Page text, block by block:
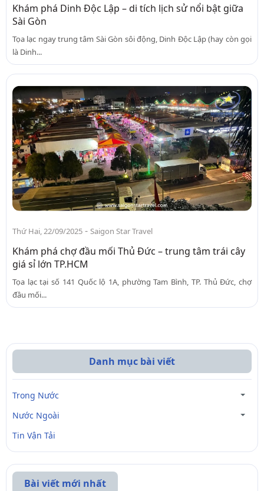
Khám phá Dinh Độc Lập – di tích lịch sử nổi bật giữa
Sài Gòn
Tọa lạc ngay trung tâm Sài Gòn sôi động, Dinh Độc Lập (hay còn gọi
là Dinh...
Thứ Hai, 22/09/2025 - Saigon Star Travel
Khám phá chợ đầu mối Thủ Đức – trung tâm trái cây
giá sỉ lớn TP.HCM
Tọa lạc tại số 141 Quốc lộ 1A, phường Tam Bình, TP. Thủ Đức, chợ
đầu mối...
Danh mục bài viết
Trong Nước
Nước Ngoài
Tin Vận Tải
Bài viết mới nhất